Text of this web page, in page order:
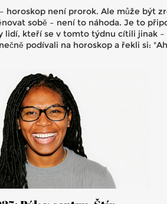
horoskop není prorok. Ale může být
sobě – není to náhoda. Je to
lidí, kteří se v tomto týdnu cítili jinak
podívali na horoskop a řekli si: